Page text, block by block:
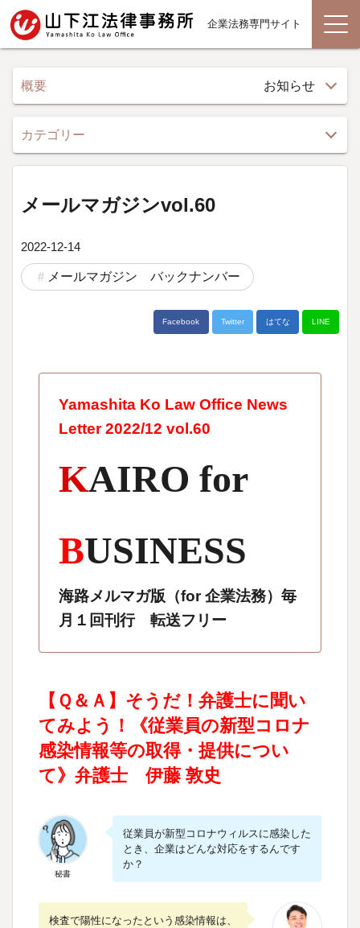
企業法務専門サイト
メールマガジンvol.60
2022-12-14
メールマガジン バックナンバー
Facebook Twitter はてな LINE
Yamashita Ko Law Office News
Letter 2022/12 vol.60
KAIRO for
BUSINESS
海路メルマガ版（for 企業法務）毎
月１回刊行 転送フリー
【Ｑ＆Ａ】そうだ！弁護士に聞い
てみよう！《従業員の新型コロナ
感染情報等の取得・提供につい
て》弁護士 伊藤 敦史
秘書
従業員が新型コロナウィルスに感染した
とき、企業はどんな対応をするんです
か？
検査で陽性になったという感染情報は、
概要 お知らせ
カテゴリー